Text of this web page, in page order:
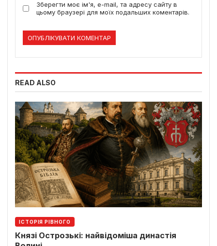
Зберегти моє ім'я, e-mail, та адресу сайту в
цьому браузері для моїх подальших коментарів.
READ ALSO
ІСТОРІЯ РІВНОГО
Князі Острозькі: найвідоміша династія